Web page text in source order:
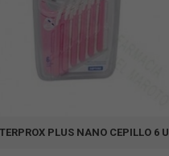
PLUS NANO CEPILLO 6 U